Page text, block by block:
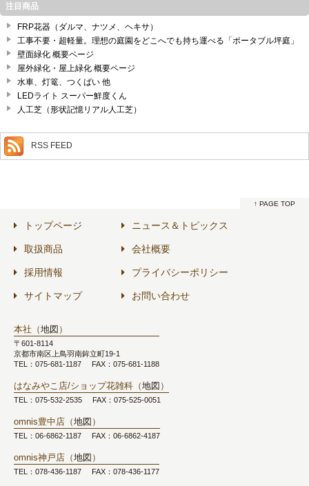
注目商品
FRP花器（ダルマ、ナツメ、ヘキサ）
工事不要・超軽量。理想の庭園をどこへでも持ち運べる「ポータブル坪庭」
壁面緑化 概要ページ
屋外緑化・屋上緑化 概要ページ
水車、灯篭、つくばい 他
LEDライト スーパー鮮度くん
人工芝（形状記憶リアル人工芝）
RSS FEED
↑ PAGE TOP
トップページ
取扱商品
採用情報
サイトマップ
ニュース＆トピックス
会社概要
プライバシーポリシー
お問い合わせ
本社（地図 ）
〒601-8114
京都市南区上鳥羽南鉾立町19-1
TEL：075-681-1187
FAX：075-681-1188
はなみやこ店/ショップ花雑科（地図 ）
TEL：075-532-2535 FAX：075-525-0051
omnis豊中店（地図 ）
TEL：06-6862-1187 FAX：06-6862-4187
omnis神戸店（地図 ）
TEL：078-436-1187 FAX：078-436-1177